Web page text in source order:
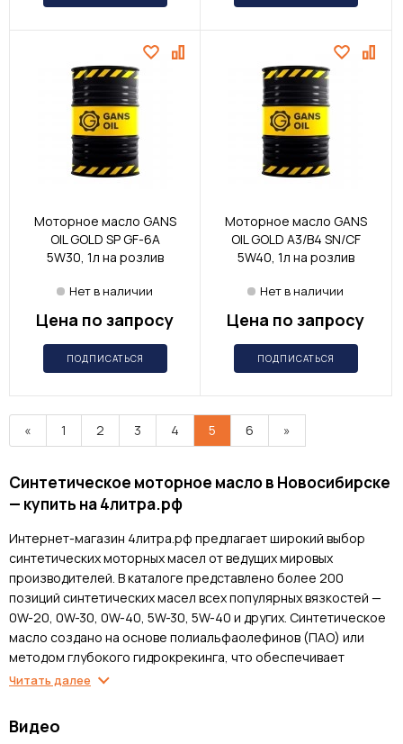
Моторное масло GANS
OIL GOLD SP GF-6A
5W30, 1л на розлив
Нет в наличии
Цена по запросу
ПОДПИСАТЬСЯ
Моторное масло GANS
OIL GOLD A3/B4 SN/CF
5W40, 1л на розлив
Нет в наличии
Цена по запросу
ПОДПИСАТЬСЯ
« 1 2 3 4 5 6 »
Синтетическое моторное масло в Новосибирске
— купить на 4литра.рф
Интернет-магазин 4литра.рф предлагает широкий выбор
синтетических моторных масел от ведущих мировых
производителей. В каталоге представлено более 200
позиций синтетических масел всех популярных вязкостей —
0W-20, 0W-30, 0W-40, 5W-30, 5W-40 и других. Синтетическое
масло создано на основе полиальфаолефинов (ПАО) или
методом глубокого гидрокрекинга, что обеспечивает
превосходные эксплуатационные характеристики при любых
оригинальности.
Читать далее
Видео